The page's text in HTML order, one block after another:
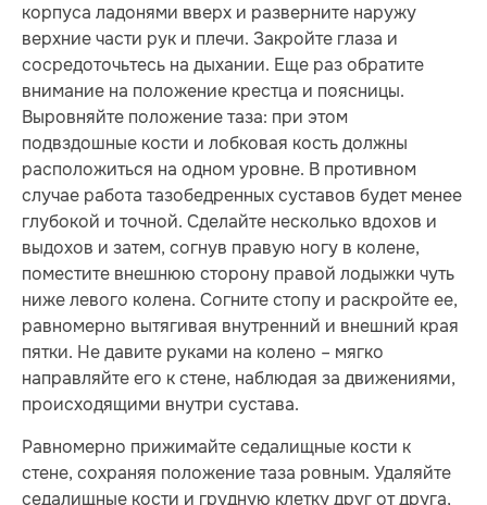
корпуса ладонями вверх и разверните наружу
верхние части рук и плечи. Закройте глаза и
сосредоточьтесь на дыхании. Еще раз обратите
внимание на положение крестца и поясницы.
Выровняйте положение таза: при этом
подвздошные кости и лобковая кость должны
расположиться на одном уровне. В противном
случае работа тазобедренных суставов будет менее
глубокой и точной. Сделайте несколько вдохов и
выдохов и затем, согнув правую ногу в колене,
поместите внешнюю сторону правой лодыжки чуть
ниже левого колена. Согните стопу и раскройте ее,
равномерно вытягивая внутренний и внешний края
пятки. Не давите руками на колено – мягко
направляйте его к стене, наблюдая за движениями,
происходящими внутри сустава.
Равномерно прижимайте седалищные кости к
стене, сохраняя положение таза ровным. Удаляйте
седалищные кости и грудную клетку друг от друга,